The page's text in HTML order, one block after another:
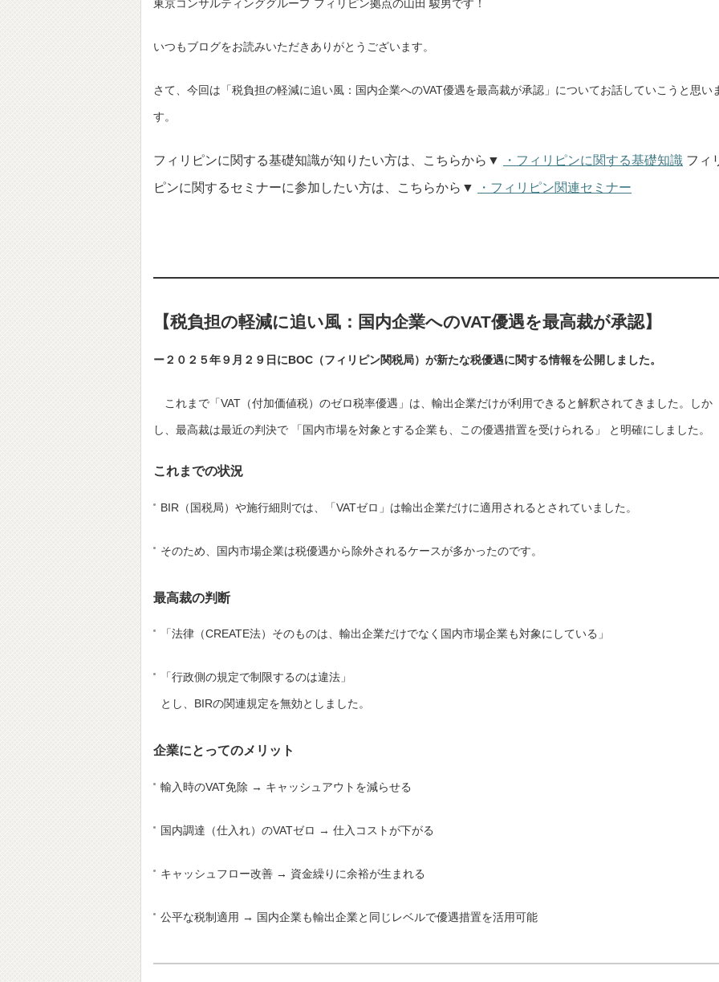
東京コンサルティンググループ フィリピン拠点の山田 駿男です！
いつもブログをお読みいただきありがとうございます。
さて、今回は「税負担の軽減に追い風：国内企業へのVAT優遇を最高裁が承認」についてお話していこうと思い
す。
フィリピンに関する基礎知識が知りたい方は、こちらから▼ ・フィリピンに関する基礎知識 フィ
ピンに関するセミナーに参加したい方は、こちらから▼
・フィリピン関連セミナー
【税負担の軽減に追い風：国内企業へのVAT優遇を最高裁が承認】
ー２０２５年９月２９日にBOC（フィリピン関税局）が新たな税優遇に関する情報を公開しました。
これまで「VAT（付加価値税）のゼロ税率優遇」は、輸出企業だけが利用できると解釈されてきました。しか
し、最高裁は最近の判決で 「国内市場を対象とする企業も、この優遇措置を受けられる」 と明確にしました。
これまでの状況
BIR（国税局）や施行細則では、「VATゼロ」は輸出企業だけに適用されるとされていました。
そのため、国内市場企業は税優遇から除外されるケースが多かったのです。
最高裁の判断
「法律（CREATE法）そのものは、輸出企業だけでなく国内市場企業も対象にしている」
「行政側の規定で制限するのは違法」
とし、BIRの関連規定を無効としました。
企業にとってのメリット
輸入時のVAT免除 → キャッシュアウトを減らせる
国内調達（仕入れ）のVATゼロ → 仕入コストが下がる
キャッシュフロー改善 → 資金繰りに余裕が生まれる
公平な税制適用 → 国内企業も輸出企業と同じレベルで優遇措置を活用可能